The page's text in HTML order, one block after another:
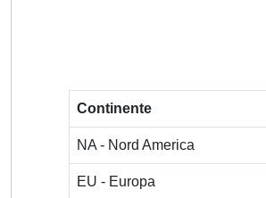
Continente
NA - Nord America
EU - Europa